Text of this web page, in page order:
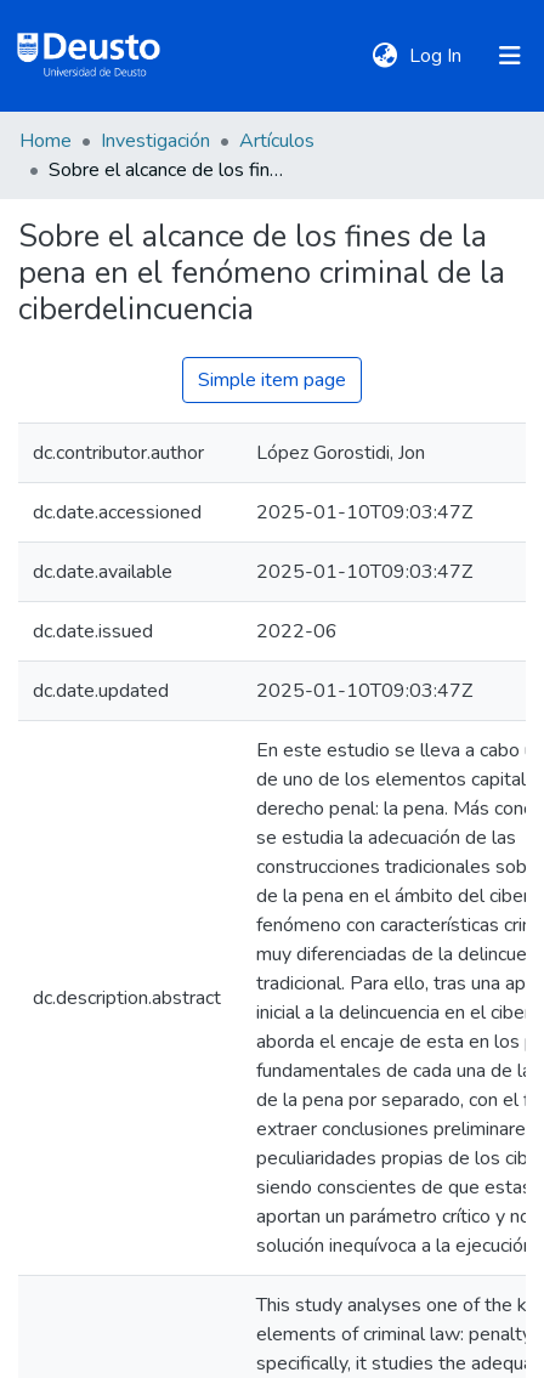
Log In (current)
DeustoTeka
Communities
&
Collections
Statistics
Home Investigación
Artículos
Sobre el alcance de los fines de la pena en el fenómeno criminal de la ciberdelincuencia
Sobre el alcance de los fines de la
pena en el fenómeno criminal de la
ciberdelincuencia
Simple item page
dc.contributor.author López Gorostidi, Jon
dc.date.accessioned 2025-01-10T09:03:47Z
dc.date.available 2025-01-10T09:03:47Z
dc.date.issued 2022-06
dc.date.updated 2025-01-10T09:03:47Z
dc.description.abstract
En este estudio se lleva a cabo
de uno de los elementos
derecho penal: la pena. Más
se estudia la adecuación de las
construcciones tradicionales
de la pena en el ámbito del
fenómeno con características
muy diferenciadas de la
tradicional. Para ello, tras una
inicial a la delincuencia en el
aborda el encaje de esta en los
fundamentales de cada una de
de la pena por separado, con el
extraer conclusiones preliminares
peculiaridades propias de los
siendo conscientes de que estas
aportan un parámetro crítico y no
solución inequívoca a la ejecución
This study analyses one of the
elements of criminal law: penalty.
specifically, it studies the